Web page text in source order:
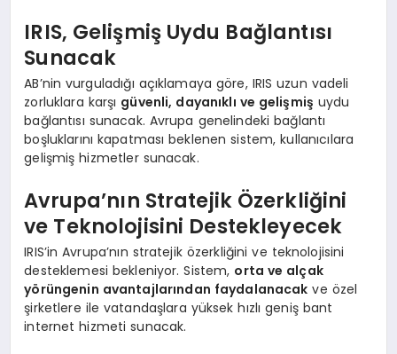
IRIS, Gelişmiş Uydu Bağlantısı
Sunacak
AB’nin vurguladığı açıklamaya göre, IRIS uzun vadeli
zorluklara karşı güvenli, dayanıklı ve gelişmiş uydu
bağlantısı sunacak. Avrupa genelindeki bağlantı
boşluklarını kapatması beklenen sistem, kullanıcılara
gelişmiş hizmetler sunacak.
Avrupa’nın Stratejik Özerkliğini
ve Teknolojisini Destekleyecek
IRIS’in Avrupa’nın stratejik özerkliğini ve teknolojisini
desteklemesi bekleniyor. Sistem, orta ve alçak
yörüngenin avantajlarından faydalanacak ve özel
şirketlere ile vatandaşlara yüksek hızlı geniş bant
internet hizmeti sunacak.